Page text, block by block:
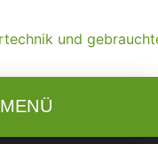
MENÜ